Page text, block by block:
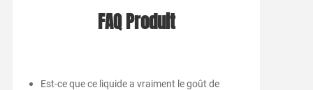
FAQ Produit
Est-ce que ce liquide a vraiment le goût de